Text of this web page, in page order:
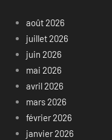
août 2026
juillet 2026
juin 2026
mai 2026
avril 2026
mars 2026
février 2026
janvier 2026